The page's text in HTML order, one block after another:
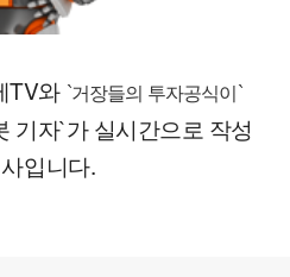
TV와 `거장들의 투자공식이`
기자`가 실시간으로 작성
입니다.